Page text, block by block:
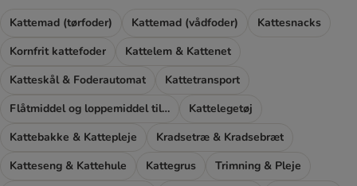
Kattemad (tørfoder) Kattemad (vådfoder)
Kattesnacks
Kornfrit kattefoder
Kattelem & Kattenet
Katteskål & Foderautomat
Kattetransport
Flåtmiddel og loppemiddel til katte
Kattelegetøj
Kattebakke & Kattepleje
Kradsetræ & Kradsebræt
Katteseng & Kattehule
Kattegrus
Trimning & Pleje